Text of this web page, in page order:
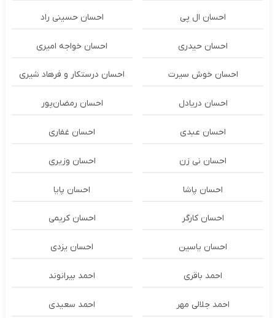
احسان ال پی احسان حسینی راد
احسان حیدری احسان خواجه امیری
احسان خوش سیرت احسان درستكار و فرهاد شيرى
احسان دریادل احسان رمضان‌پور
احسان عبدی احسان غفاری
احسان نی زن احسان وزیری
احسان پاشا احسان پایا
احسان کارگر احسان کریمی
احسان یاسین احسان یزدی
احمد باقری احمد بیرانوند
احمد جلالی مهر احمد سعیدی